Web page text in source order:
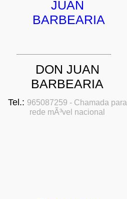
DON JUAN
BARBEARIA
Tel.: 965087259 - Chamada para
rede mÃ³vel nacional